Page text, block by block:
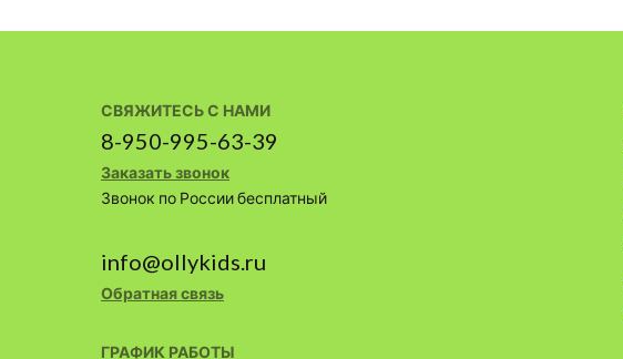
СВЯЖИТЕСЬ С НАМИ
8-950-995-63-39
Заказать звонок
Звонок по России бесплатный
info@ollykids.ru
Обратная связь
ГРАФИК РАБОТЫ